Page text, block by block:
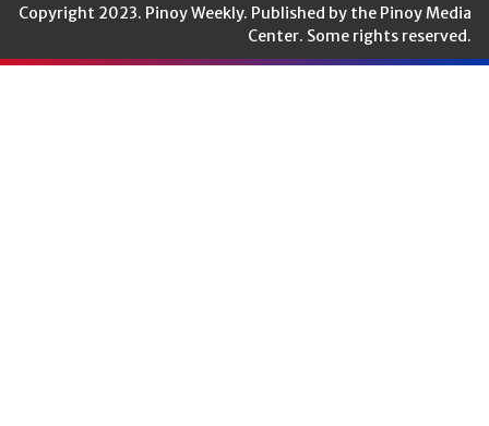
Copyright 2023. Pinoy Weekly. Published by the Pinoy Media
Center. Some rights reserved.